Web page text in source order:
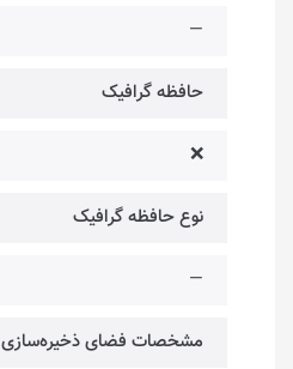
—
حافظه گرافیک
❌
نوع حافظه گرافیک
—
مشخصات فضای ذخیره‌سازی